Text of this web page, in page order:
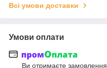
Всі умови доставки
Умови оплати
Ви отримаєте замовлення